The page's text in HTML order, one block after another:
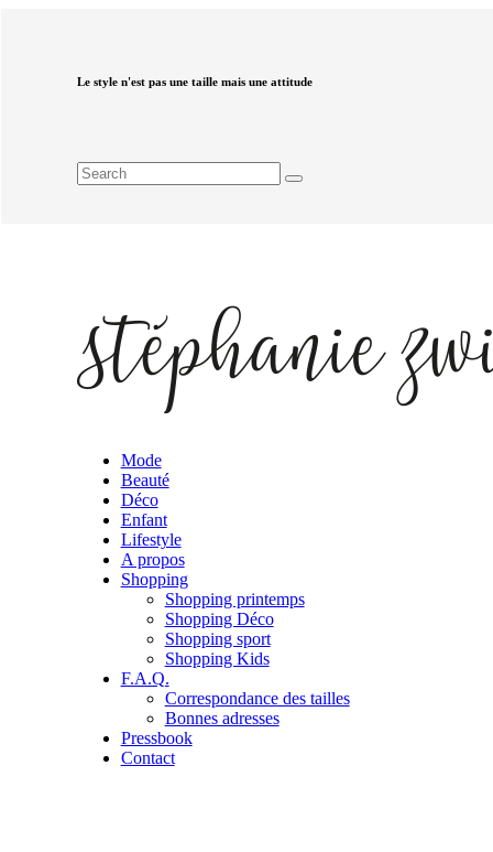
Le style n'est pas une taille mais une attitude
Mode
Beauté
Déco
Enfant
Lifestyle
A propos
Shopping
Shopping printemps
Shopping Déco
Shopping sport
Shopping Kids
F.A.Q.
Correspondance des tailles
Bonnes adresses
Pressbook
Contact